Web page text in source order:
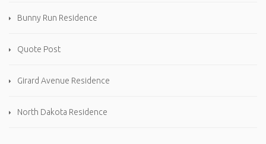
Bunny Run Residence
Quote Post
Girard Avenue Residence
North Dakota Residence